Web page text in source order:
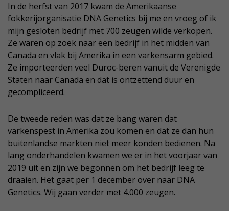
In de herfst van 2017 kwam de Amerikaanse
fokkerijorganisatie DNA Genetics bij me en vroeg of ik
mijn gesloten bedrijf met 700 zeugen wilde verkopen.
Ze waren op zoek naar een bedrijf in het midden van
Canada en vlak bij Amerika in een varkensarm gebied.
Ze importeerden veel Duroc-beren vanuit de Verenigde
Staten naar Canada en dat is ontzettend duur en
gecompliceerd.
De tweede reden was dat ze bang waren dat
varkenspest in Amerika zou komen en dat ze dan hun
buitenlandse markten niet meer konden bedienen. Na
lang onderhandelen kwamen we er in het voorjaar van
2019 uit en zijn we begonnen om het bedrijf leeg te
draaien. Het gaat per 1 december over naar DNA
Genetics. Wij gaan verder met 4.000 zeugen.